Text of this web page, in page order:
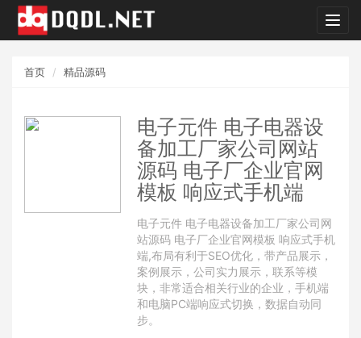
首页 精品源码
电子元件 电子电器设
备加工厂家公司网站
源码 电子厂企业官网
模板 响应式手机端
电子元件 电子电器设备加工厂家公司网
站源码 电子厂企业官网模板 响应式手机
端,布局有利于SEO优化，带产品展示，
案例展示，公司实力展示，联系等模
块，非常适合相关行业的企业，手机端
和电脑PC端响应式切换，数据自动同
步。